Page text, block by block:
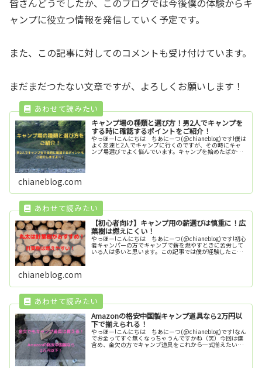
皆さんどうでしたか、このブログでは今後僕の体験からキ
ャンプに役立つ情報を発信していく予定です。
また、この記事に対してのコメントも受け付けています。
まだまだつたない文章ですが、よろしくお願いします！
キャンプ場の種類と選び方！男2人でキャンプを
する時に確認するポイントをご紹介！
やっほー!こんにちは ちあにーつ(@chianeblog)です!僕は
よく友達と2人でキャンプに行くのですが、その時にキャ
ンプ場選びでよく悩んでいます。キャンプを始めたばかり
chianeblog.com
【初心者向け】キャンプ用の薪選びは慎重に！広
葉樹は燃えにくい！
やっほー!こんにちは ちあにーつ(@chianeblog)です!初心
者キャンパーの方でキャンプで薪を燃やすときに苦労して
いる人は多いと思います。この記事では僕が経験したこと
をもとに、そのような方に向けてキャンプ用の薪を選ぶ際
chianeblog.com
Amazonの格安中国製キャンプ道具なら2万円以
下で揃えられる！
やっほー!こんにちは ちあにーつ(@chianeblog)です!なん
でお金ってすぐ無くなっちゃうんですかね（笑）今回は僕
含め、金欠の方でキャンプ道具をこれから一式揃えたい！